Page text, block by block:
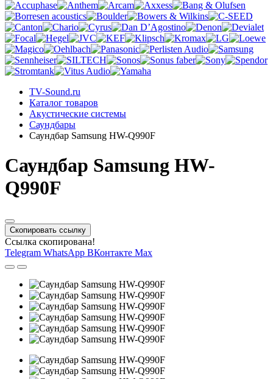
TV-Sound.ru
Каталог товаров
Акустические системы
Саундбары
Саундбар Samsung HW-Q990F
Саундбар Samsung HW-
Q990F
Скопировать ссылку
Ссылка скопирована!
Telegram WhatsApp ВКонтакте Max